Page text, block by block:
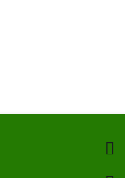
uzmanı
veren